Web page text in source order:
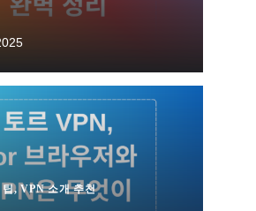
,VPN 소개 추천